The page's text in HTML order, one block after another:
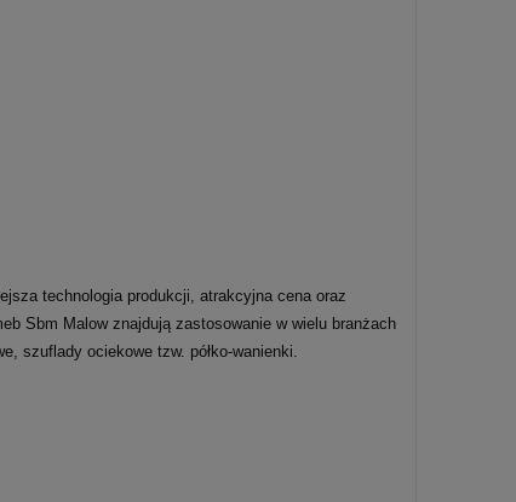
technologia produkcji, atrakcyjna cena oraz
Sbm Malow znajdują zastosowanie w wielu branżach
szuflady ociekowe tzw. półko-wanienki.